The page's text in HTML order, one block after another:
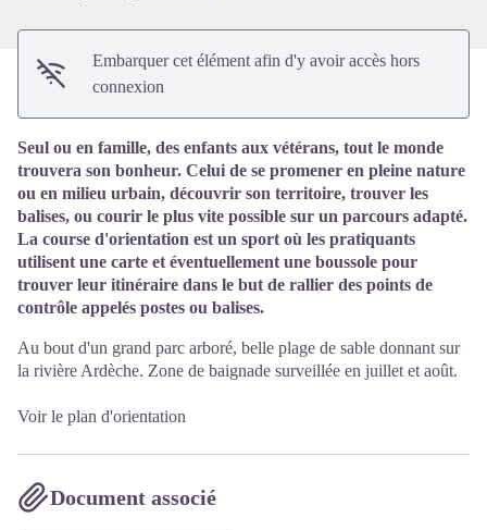
Embarquer cet élément afin d'y avoir accès hors
connexion
Seul ou en famille, des enfants aux vétérans, tout le monde
trouvera son bonheur. Celui de se promener en pleine nature
ou en milieu urbain, découvrir son territoire, trouver les
balises, ou courir le plus vite possible sur un parcours adapté.
La course d'orientation est un sport où les pratiquants
utilisent une carte et éventuellement une boussole pour
trouver leur itinéraire dans le but de rallier des points de
contrôle appelés postes ou balises.
Au bout d'un grand parc arboré, belle plage de sable donnant sur
la rivière Ardèche. Zone de baignade surveillée en juillet et août.
Voir le plan d'orientation
Document associé